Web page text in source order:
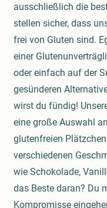
ausschließlich die
stellen sicher, dass
frei von Gluten sind.
einer
oder einfach auf der
gesünderen
wirst du fündig!
eine große Auswahl
glutenfreien
verschiedenen
wie Schokolade,
das Beste daran? Du
Kompromisse